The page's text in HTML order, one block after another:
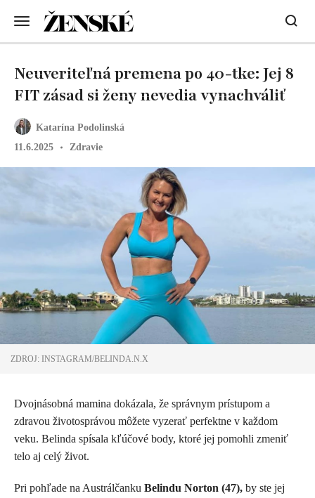
Katarína Podolinská
11.6.2025
Zdravie
Neuveriteľná premena po 40-tke: Jej 8
FIT zásad si ženy nevedia vynachváliť
ZDROJ: INSTAGRAM/BELINDA.N.X
Dvojnásobná mamina dokázala, že správnym prístupom a
zdravou životosprávou môžete vyzerať perfektne v každom
veku. Belinda spísala kľúčové body, ktoré jej pomohli zmeniť
telo aj celý život.
Pri pohľade na Austrálčanku Belindu Norton (47), by ste jej